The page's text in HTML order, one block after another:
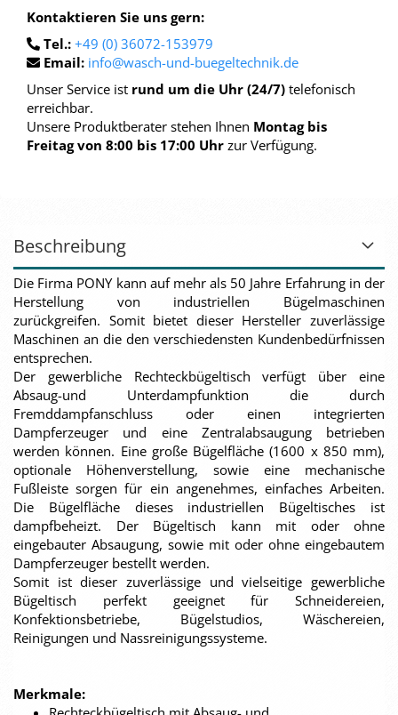
Kontaktieren Sie uns gern:
Tel.: +49 (0) 36072-153979
Email: info@wasch-und-buegeltechnik.de
Unser Service ist rund um die Uhr (24/7) telefonisch
erreichbar.
Unsere Produktberater stehen Ihnen Montag bis
Freitag von 8:00 bis 17:00 Uhr zur Verfügung.
Beschreibung
Die Firma PONY kann auf mehr als 50 Jahre Erfahrung in der
Herstellung von industriellen Bügelmaschinen
zurückgreifen. Somit bietet dieser Hersteller zuverlässige
Maschinen an die den verschiedensten Kundenbedürfnissen
entsprechen.
Der gewerbliche Rechteckbügeltisch verfügt über eine
Absaug-und Unterdampfunktion die durch
Fremddampfanschluss oder einen integrierten
Dampferzeuger und eine Zentralabsaugung betrieben
werden können. Eine große Bügelfläche (1600 x 850 mm),
optionale Höhenverstellung, sowie eine mechanische
Fußleiste sorgen für ein angenehmes, einfaches Arbeiten.
Die Bügelfläche dieses industriellen Bügeltisches ist
dampfbeheizt. Der Bügeltisch kann mit oder ohne
eingebauter Absaugung, sowie mit oder ohne eingebautem
Dampferzeuger bestellt werden.
Somit ist dieser zuverlässige und vielseitige gewerbliche
Bügeltisch perfekt geeignet für Schneidereien,
Konfektionsbetriebe, Bügelstudios, Wäschereien,
Reinigungen und Nassreinigungssysteme.
Merkmale: